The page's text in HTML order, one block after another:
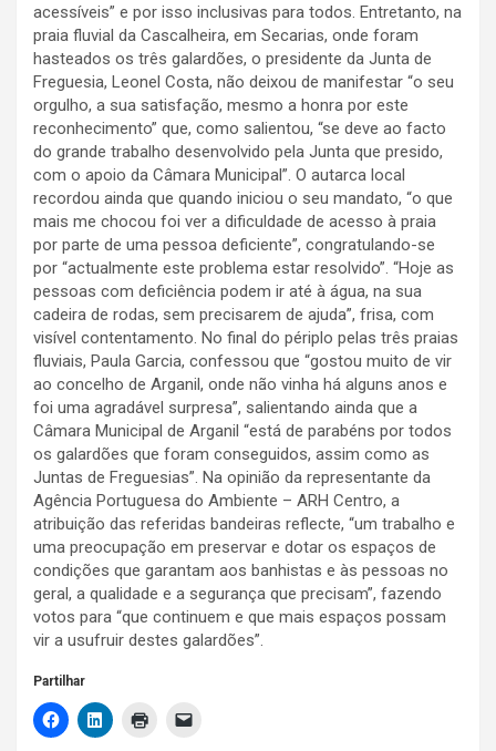
acessíveis” e por isso inclusivas para todos. Entretanto, na
praia fluvial da Cascalheira, em Secarias, onde foram
hasteados os três galardões, o presidente da Junta de
Freguesia, Leonel Costa, não deixou de manifestar “o seu
orgulho, a sua satisfação, mesmo a honra por este
reconhecimento” que, como salientou, “se deve ao facto
do grande trabalho desenvolvido pela Junta que presido,
com o apoio da Câmara Municipal”. O autarca local
recordou ainda que quando iniciou o seu mandato, “o que
mais me chocou foi ver a dificuldade de acesso à praia
por parte de uma pessoa deficiente”, congratulando-se
por “actualmente este problema estar resolvido”. “Hoje as
pessoas com deficiência podem ir até à água, na sua
cadeira de rodas, sem precisarem de ajuda”, frisa, com
visível contentamento. No final do périplo pelas três praias
fluviais, Paula Garcia, confessou que “gostou muito de vir
ao concelho de Arganil, onde não vinha há alguns anos e
foi uma agradável surpresa”, salientando ainda que a
Câmara Municipal de Arganil “está de parabéns por todos
os galardões que foram conseguidos, assim como as
Juntas de Freguesias”. Na opinião da representante da
Agência Portuguesa do Ambiente – ARH Centro, a
atribuição das referidas bandeiras reflecte, “um trabalho e
uma preocupação em preservar e dotar os espaços de
condições que garantam aos banhistas e às pessoas no
geral, a qualidade e a segurança que precisam”, fazendo
votos para “que continuem e que mais espaços possam
vir a usufruir destes galardões”.
Partilhar